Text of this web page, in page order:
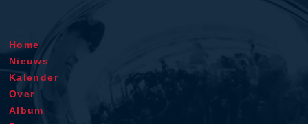
Home
Nieuws
Kalender
Over
Album